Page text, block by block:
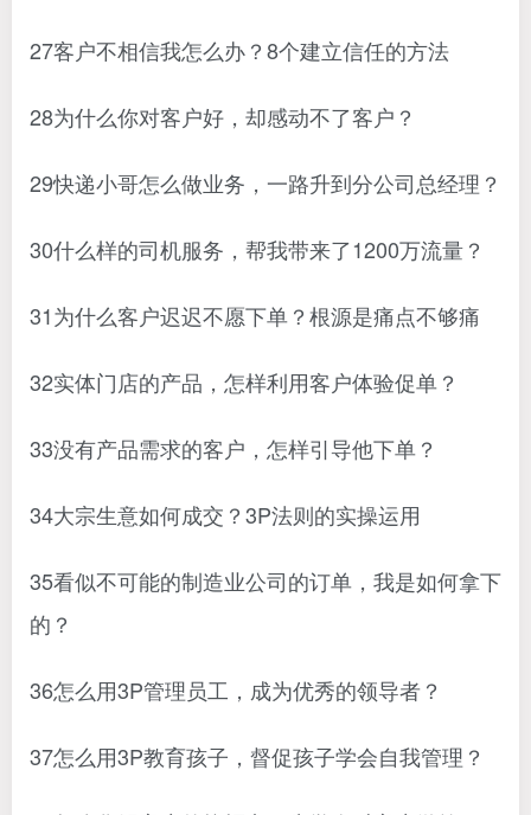
27客户不相信我怎么办？8个建立信任的方法
28为什么你对客户好，却感动不了客户？
29快递小哥怎么做业务，一路升到分公司总经理？
30什么样的司机服务，帮我带来了1200万流量？
31为什么客户迟迟不愿下单？根源是痛点不够痛
32实体门店的产品，怎样利用客户体验促单？
33没有产品需求的客户，怎样引导他下单？
34大宗生意如何成交？3P法则的实操运用
35看似不可能的制造业公司的订单，我是如何拿下
的？
36怎么用3P管理员工，成为优秀的领导者？
37怎么用3P教育孩子，督促孩子学会自我管理？